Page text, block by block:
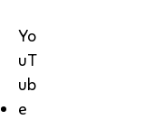
Yo
uT
ub
e